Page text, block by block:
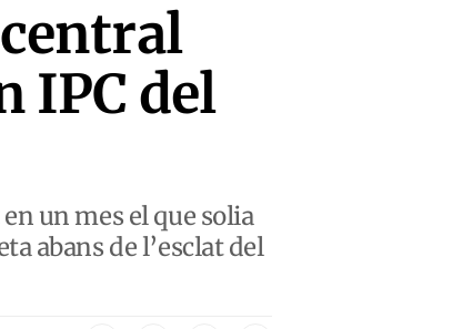
IPC del
un mes el que solia
abans de l’esclat del